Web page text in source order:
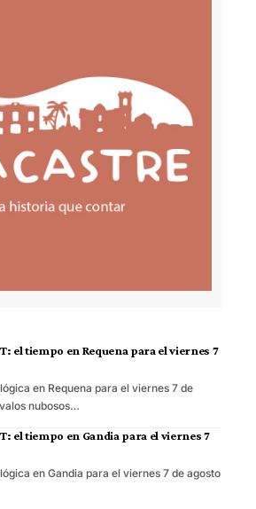
el tiempo en Requena para el viernes 7
en Requena para el viernes 7 de
nubosos…
el tiempo en Gandia para el viernes 7
en Gandia para el viernes 7 de agosto